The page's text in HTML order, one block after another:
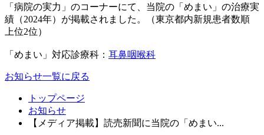
「病院の実力」のコーナーにて、当院の「めまい」の治療実
績（2024年）が掲載されました。（東京都内新規患者数順
上位2位）
「めまい」対応診療科： 耳鼻咽喉科
お知らせ一覧に戻る
トップページ
お知らせ
【メディア掲載】読売新聞に当院の「めまい...